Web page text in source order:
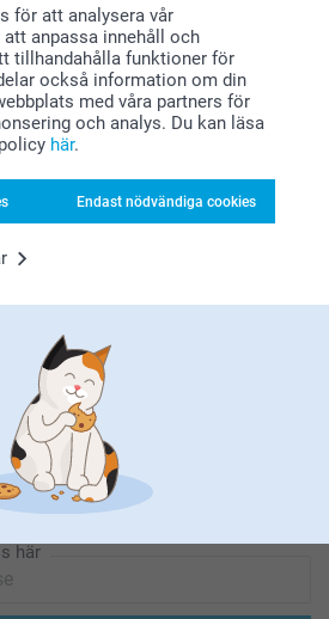
för att analysera vår
anpassa innehåll och
tillhandahålla funktioner för
också information om din
med våra partners för
och analys. Du kan läsa
här.
Endast nödvändiga cookies
efter inspiration?
kundservice
till vårt nyhetsbrev
här